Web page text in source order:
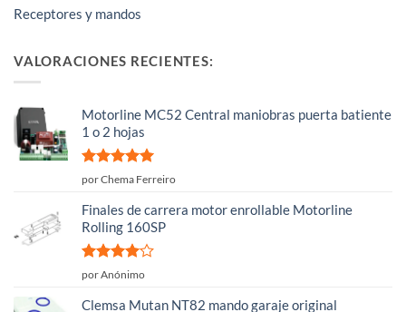
Receptores y mandos
VALORACIONES RECIENTES:
Motorline MC52 Central maniobras puerta batiente
1 o 2 hojas
Valorado
por Chema Ferreiro
Finales de carrera motor enrollable Motorline
Rolling 160SP
Valorado
5
por Anónimo
Clemsa Mutan NT82 mando garaje original